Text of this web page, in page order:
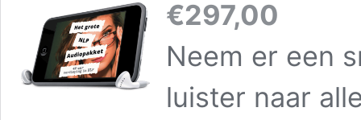
€297,00
Neem er een
luister naar